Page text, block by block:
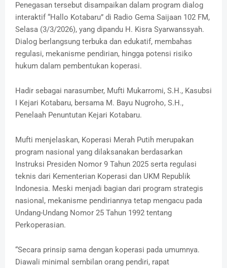
Penegasan tersebut disampaikan dalam program dialog
interaktif “Hallo Kotabaru” di Radio Gema Saijaan 102 FM,
Selasa (3/3/2026), yang dipandu H. Kisra Syarwanssyah.
Dialog berlangsung terbuka dan edukatif, membahas
regulasi, mekanisme pendirian, hingga potensi risiko
hukum dalam pembentukan koperasi.
Hadir sebagai narasumber, Mufti Mukarromi, S.H., Kasubsi
I Kejari Kotabaru, bersama M. Bayu Nugroho, S.H.,
Penelaah Penuntutan Kejari Kotabaru.
Mufti menjelaskan, Koperasi Merah Putih merupakan
program nasional yang dilaksanakan berdasarkan
Instruksi Presiden Nomor 9 Tahun 2025 serta regulasi
teknis dari Kementerian Koperasi dan UKM Republik
Indonesia. Meski menjadi bagian dari program strategis
nasional, mekanisme pendiriannya tetap mengacu pada
Undang-Undang Nomor 25 Tahun 1992 tentang
Perkoperasian.
“Secara prinsip sama dengan koperasi pada umumnya.
Diawali minimal sembilan orang pendiri, rapat